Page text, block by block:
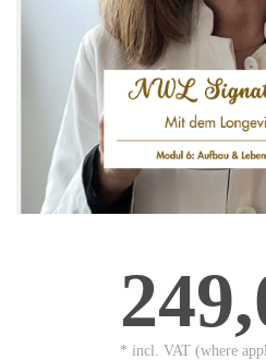
* incl. VAT (where